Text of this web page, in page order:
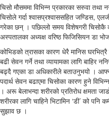
चिसो मौसममा विभिन्न प्रकारका सरुवा
चिसोले गर्दा श्वासप्रश्वाससहित जण्डिस,
गरेका छन् । पछिल्लो समय विशेषगरी चिसोकै
अस्पतालका अध्यक्ष वरिष्ठ फिजिसियन डा
कोभिडको त्रासका कारण धेरै मानिस
बढी सेवन गर्ने तथा व्यायामका लागि बाहिर
बढ्दै गएका डा अधिकारीले बताउनुभयो ।
पदार्थ सेवन बढाएमा चिसोका कारण हुने
। अरू बेलाभन्दा शरीरको प्रतिरोध क्षमता
शरीरका लागि चाहिने भिटामिन ‘डी’ को
सुझाव छ ।